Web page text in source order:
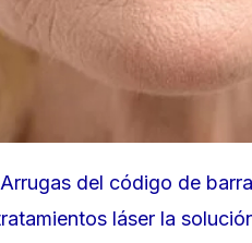
Arrugas del código de
láser la